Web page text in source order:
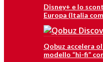
Disney+ e lo
Europa (Italia
Qobuz accelera
modello “hi-fi”